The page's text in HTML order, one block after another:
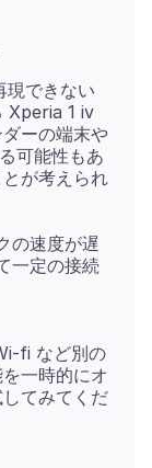
現できない
Xperia 1 iv
ーの端末や
可能性もあ
が考えられ
の速度が遅
一定の接続
fi など別の
一時的にオ
てみてくだ